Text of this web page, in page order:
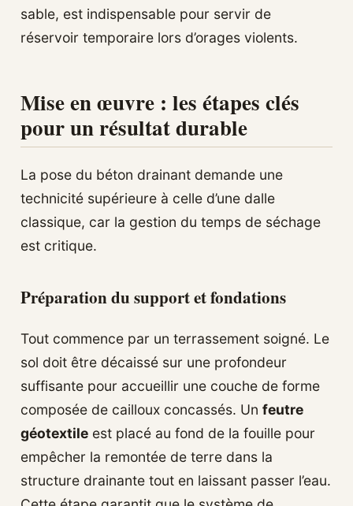
sable, est indispensable pour servir de
réservoir temporaire lors d’orages violents.
Mise en œuvre : les étapes clés
pour un résultat durable
La pose du béton drainant demande une
technicité supérieure à celle d’une dalle
classique, car la gestion du temps de séchage
est critique.
Préparation du support et fondations
Tout commence par un terrassement soigné. Le
sol doit être décaissé sur une profondeur
suffisante pour accueillir une couche de forme
composée de cailloux concassés. Un feutre
géotextile est placé au fond de la fouille pour
empêcher la remontée de terre dans la
structure drainante tout en laissant passer l’eau.